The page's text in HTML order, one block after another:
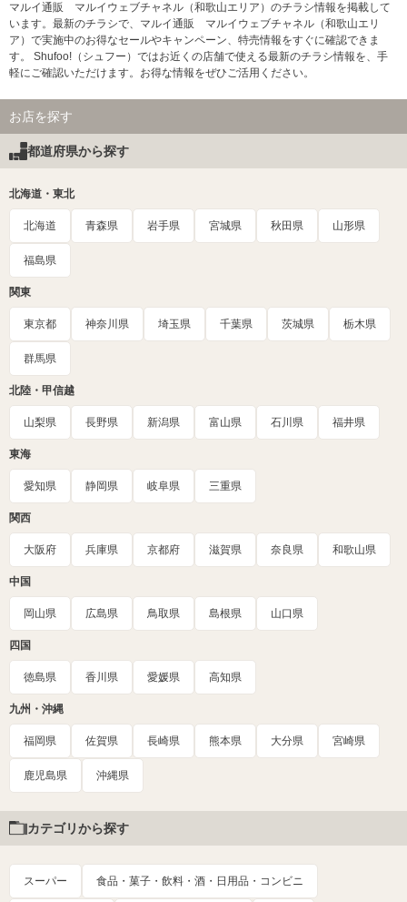
マルイ通販 マルイウェブチャネル（和歌山エリア）のチラシ情報を掲載して
います。最新のチラシで、マルイ通販 マルイウェブチャネル（和歌山エリ
ア）で実施中のお得なセールやキャンペーン、特売情報をすぐに確認できま
す。 Shufoo!（シュフー）ではお近くの店舗で使える最新のチラシ情報を、手
軽にご確認いただけます。お得な情報をぜひご活用ください。
お店を探す
都道府県から探す
北海道・東北
北海道 青森県 岩手県 宮城県 秋田県 山形県
福島県
関東
東京都 神奈川県 埼玉県 千葉県 茨城県 栃木県
群馬県
北陸・甲信越
山梨県 長野県 新潟県 富山県 石川県 福井県
東海
愛知県 静岡県 岐阜県 三重県
関西
大阪府 兵庫県 京都府 滋賀県 奈良県 和歌山県
中国
岡山県 広島県 鳥取県 島根県 山口県
四国
徳島県 香川県 愛媛県 高知県
九州・沖縄
福岡県 佐賀県 長崎県 熊本県 大分県 宮崎県
鹿児島県 沖縄県
カテゴリから探す
スーパー 食品・菓子・飲料・酒・日用品・コンビニ